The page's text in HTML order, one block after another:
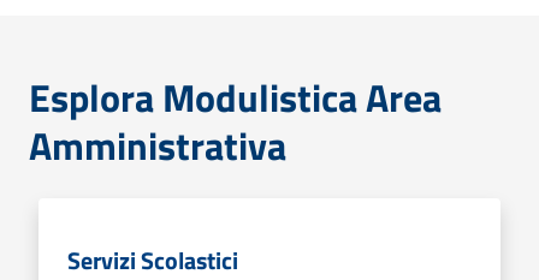
Esplora Modulistica Area
Amministrativa
Servizi Scolastici